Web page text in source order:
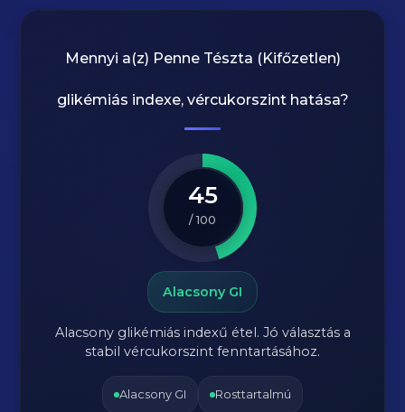
Mennyi a(z) Penne Tészta (Kifőzetlen)
glikémiás indexe, vércukorszint hatása?
45
/ 100
Alacsony GI
Alacsony glikémiás indexű étel. Jó választás a
stabil vércukorszint fenntartásához.
Alacsony GI Rosttartalmú